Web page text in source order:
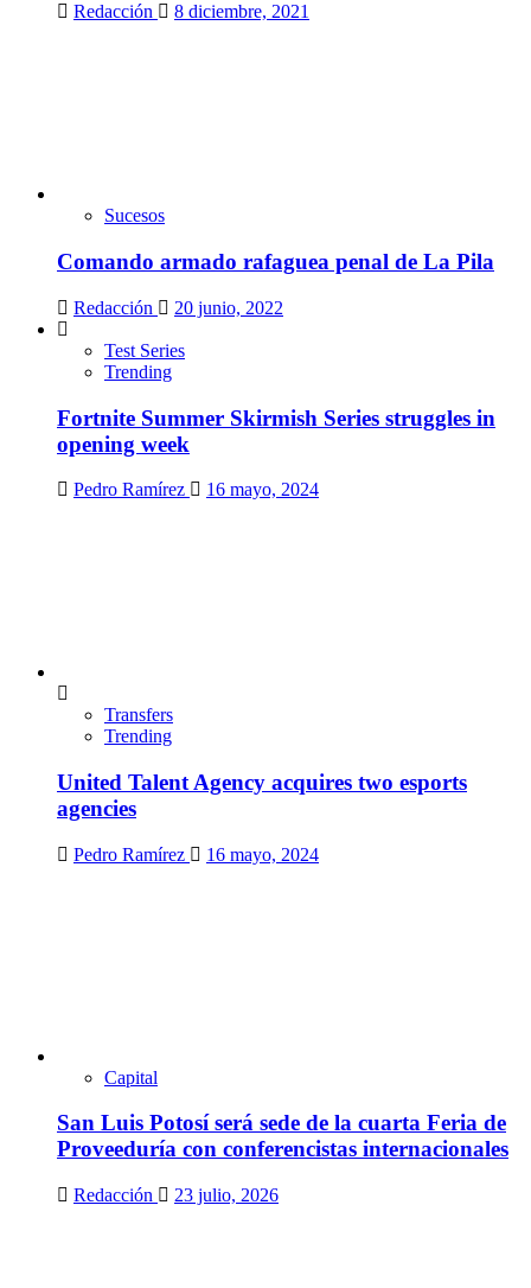
Redacción 8 diciembre, 2021
Sucesos
Comando armado rafaguea penal de La Pila
Redacción 20 junio, 2022
Test Series
Trending
Fortnite Summer Skirmish Series struggles in
opening week
Pedro Ramírez 16 mayo, 2024
Transfers
Trending
United Talent Agency acquires two esports
agencies
Pedro Ramírez 16 mayo, 2024
Capital
San Luis Potosí será sede de la cuarta Feria de
Proveeduría con conferencistas internacionales
Redacción 23 julio, 2026